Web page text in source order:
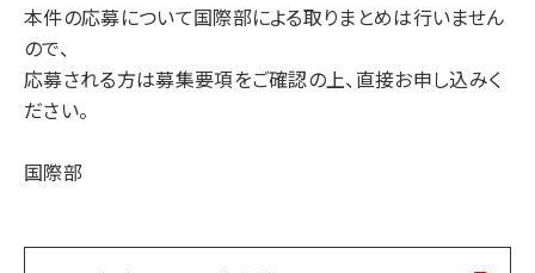
本件の応募について国際部による取りまとめは行いません
ので、
応募される方は募集要項をご確認の上、直接お申し込みく
ださい。
国際部